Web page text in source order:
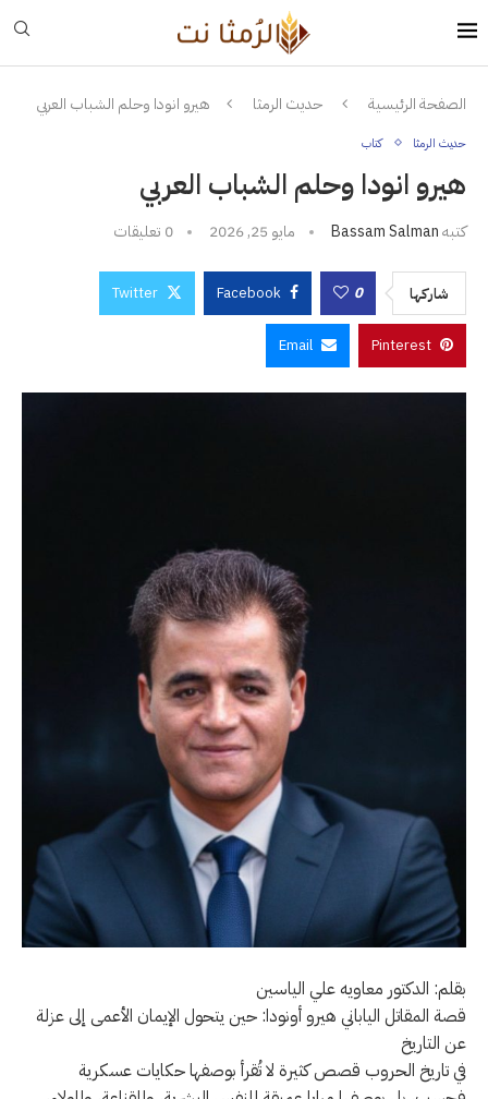
الصفحة الرئيسية حديث الرمثا هيرو انودا وحلم الشباب العربي
حديث الرمثا كتاب
هيرو انودا وحلم الشباب العربي
كتبهBassam Salman مايو 25, 2026 0 تعليقات
شاركها 0
Facebook
Twitter
Pinterest
Email
بقلم: الدكتور معاويه علي الياسين
قصة المقاتل الياباني هيرو أونودا: حين يتحول الإيمان الأعمى إلى عزلة
عن التاريخ
في تاريخ الحروب قصص كثيرة لا تُقرأ بوصفها حكايات عسكرية